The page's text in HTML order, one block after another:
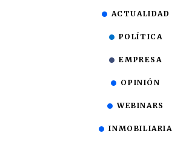
ACTUALIDAD
POLÍTICA
EMPRESA
OPINIÓN
WEBINARS
INMOBILIARIA